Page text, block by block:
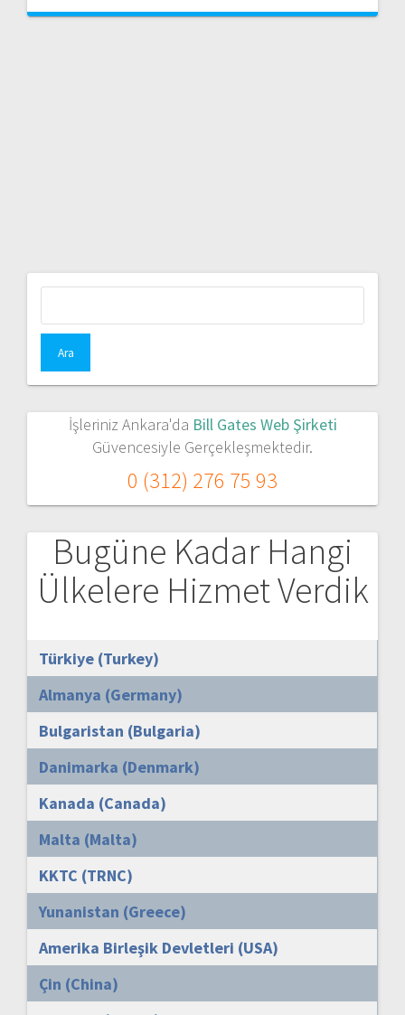
İşleriniz Ankara'da Bill Gates Web Şirketi
Güvencesiyle Gerçekleşmektedir.
0 (312) 276 75 93
Bugüne Kadar Hangi
Ülkelere Hizmet Verdik
Türkiye (Turkey)
Almanya (Germany)
Bulgaristan (Bulgaria)
Danimarka (Denmark)
Kanada (Canada)
Malta (Malta)
KKTC (TRNC)
Yunanistan (Greece)
Amerika Birleşik Devletleri (USA)
Çin (China)